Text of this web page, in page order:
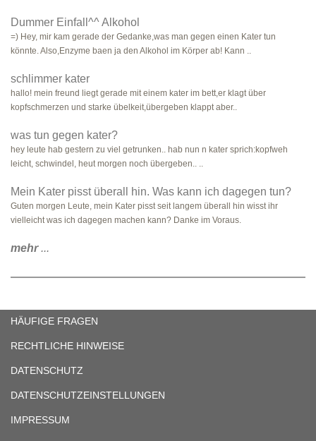
Dummer Einfall^^ Alkohol
=) Hey, mir kam gerade der Gedanke,was man gegen einen Kater tun
könnte. Also,Enzyme baen ja den Alkohol im Körper ab! Kann ..
schlimmer kater
hallo! mein freund liegt gerade mit einem kater im bett,er klagt über
kopfschmerzen und starke übelkeit,übergeben klappt aber..
was tun gegen kater?
hey leute hab gestern zu viel getrunken.. hab nun n kater sprich:kopfweh
leicht, schwindel, heut morgen noch übergeben.. ..
Mein Kater pisst überall hin. Was kann ich dagegen tun?
Guten morgen Leute, mein Kater pisst seit langem überall hin wisst ihr
vielleicht was ich dagegen machen kann? Danke im Voraus.
mehr...
HÄUFIGE FRAGEN
RECHTLICHE HINWEISE
DATENSCHUTZ
DATENSCHUTZEINSTELLUNGEN
IMPRESSUM